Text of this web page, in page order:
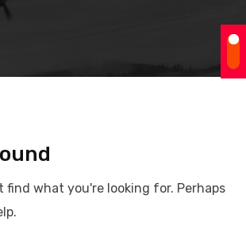
find what you're looking for. Perhaps